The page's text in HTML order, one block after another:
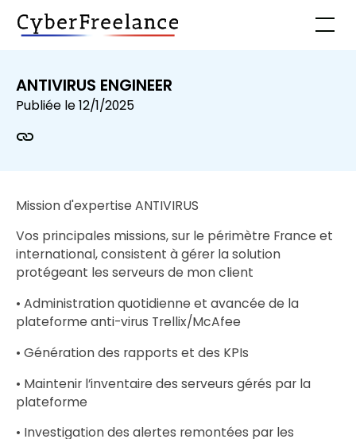
ANTIVIRUS ENGINEER
Publiée le12/1/2025
Mission d'expertise ANTIVIRUS
Vos principales missions, sur le périmètre France et
international, consistent à gérer la solution
protégeant les serveurs de mon client
• Administration quotidienne et avancée de la
plateforme anti-virus Trellix/McAfee
• Génération des rapports et des KPIs
• Maintenir l’inventaire des serveurs gérés par la
plateforme
• Investigation des alertes remontées par les